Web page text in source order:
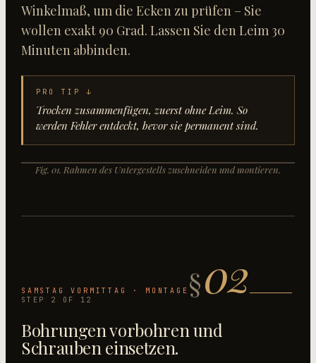
Winkelmaß, um die Ecken zu prüfen – Sie
wollen exakt 90 Grad. Lassen Sie den Leim 30
Minuten abbinden.
PRO TIP ↓
Trocken zusammenfügen, zuerst ohne Leim. So
werden Fehler entdeckt, bevor sie permanent sind.
FIG.01
Fig. 01. Rahmen des Untergestells zuschneiden und montieren.
SAMSTAG VORMITTAG · MONTAGE §02
STEP 2 OF 12
Bohrungen vorbohren und
Schrauben einsetzen.